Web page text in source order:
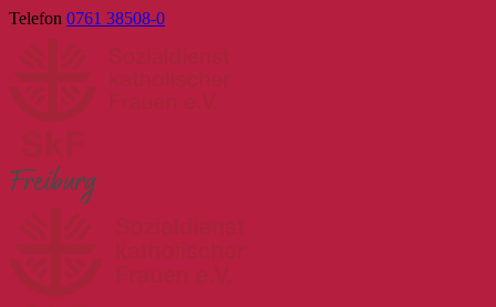
Skip
Telefon 0761 38508-0